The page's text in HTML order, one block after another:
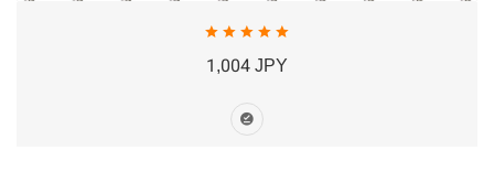
1,004 JPY